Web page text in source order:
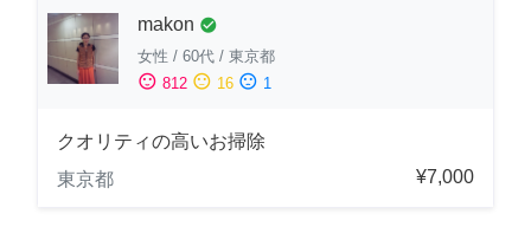
makon check_circle
女性 / 60代 / 東京都
sentiment_satisfied 812 sentiment_neutral 16 sentiment_dissatisfied 1
クオリティの高いお掃除
東京都
¥7,000